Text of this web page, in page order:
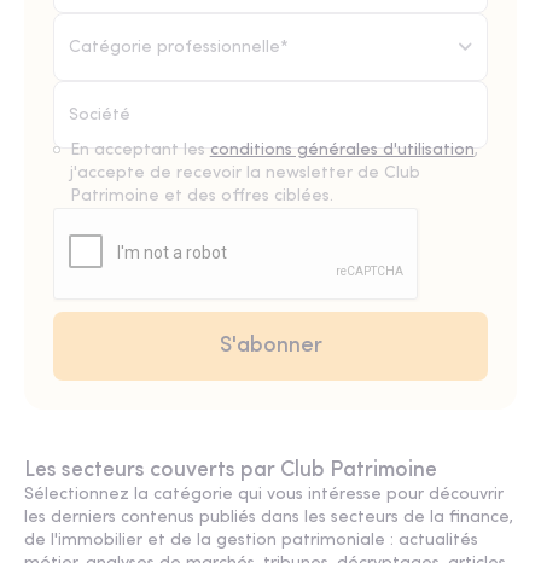
Catégorie professionnelle*
En acceptant les conditions générales d'utilisation,
j'accepte de recevoir la newsletter de Club
Patrimoine et des offres ciblées.
Les secteurs couverts par Club Patrimoine
Sélectionnez la catégorie qui vous intéresse pour découvrir
les derniers contenus publiés dans les secteurs de la finance,
de l'immobilier et de la gestion patrimoniale : actualités